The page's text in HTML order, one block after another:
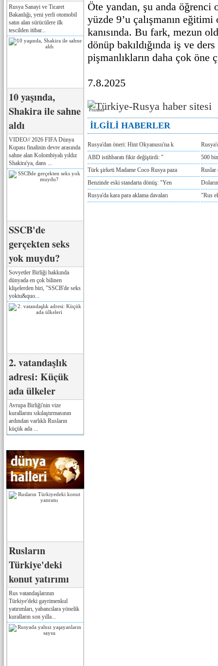
Rusya Sanayi ve Ticaret
Bakanlığı, yeni yerli otomobil
satın alan sürücülere ilk
tescilden itibar...
10 yaşında,
Shakira ile sahne
aldı
VIDEO// 2026 FIFA Dünya
Kupası finalinin devre arasında
sahne alan Kolombiyalı yıldız
Shakira'ya, dans ...
SSCB'de
gerçekten seks
yok muydu?
Sovyetler Birliği hakkında
dünyada en çok bilinen
klişelerden biri, "SSCB'de seks
yoktu&quo...
2. vatandaşlık
adresi: Küçük
ada ülkeler
Avrupa Birliği'nin vize
kurallarını sıkılaştırmasının
ardından varlıklı Rusların
küçük ada ...
Rusların
Türkiye'deki
konut yatırımı
Rus vatandaşlarının
Türkiye'deki gayrimenkul
yatırımları, yabancılara yönelik
kuralların son yılla...
Öte yandan, şu anda öğrenci
yüzde 9’u çalışmanın
kanısında. Bu fark, mezun
dönüp bakıldığında iş ve
pişmanlıkların daha çok öne
7.8.2025
Реклама
İLGİLİ HABERLER
Rusya'dan öneri: Hint Okyanusu'na k
ABD istihbaratı fikir değiştirdi: "
500
Türk şirketi Madame Coco Rusya paza
Ruslar
Benzinde eski standarta dönüş: "Yen
Rusya'da kara para aklama davaları
"Rus